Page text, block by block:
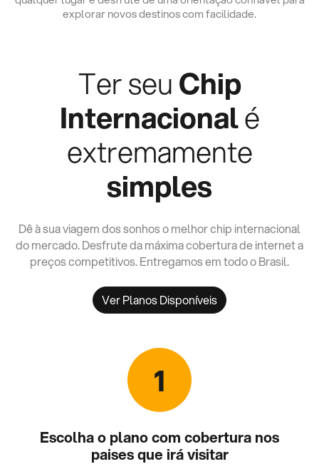
explorar novos destinos com facilidade.
Ter seuChip
Internacionalé
extremamente
simples
Dê à sua viagem dos sonhos o melhor chip internacional
do mercado. Desfrute da máxima cobertura de internet a
preços competitivos. Entregamos em todo o Brasil.
Ver Planos Disponíveis
1
Escolha o plano com cobertura nos
paises que irá visitar